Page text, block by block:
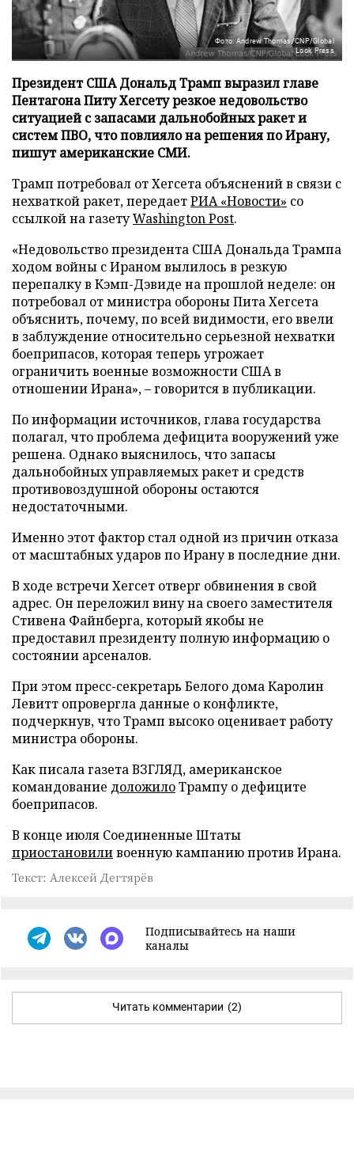
Фото: Andrew Thomas/CNP/Global
Look Press
Президент США Дональд Трамп выразил главе
Пентагона Питу Хегсету резкое недовольство
ситуацией с запасами дальнобойных ракет и
систем ПВО, что повлияло на решения по Ирану,
пишут американские СМИ.
Трамп потребовал от Хегсета объяснений в связи с
нехваткой ракет, передаетРИА «Новости» со
ссылкой на газетуWashington Post.
«Недовольство президента США Дональда Трампа
ходом войны с Ираном вылилось в резкую
перепалку в Кэмп-Дэвиде на прошлой неделе: он
потребовал от министра обороны Пита Хегсета
объяснить, почему, по всей видимости, его ввели
в заблуждение относительно серьезной нехватки
боеприпасов, которая теперь угрожает
ограничить военные возможности США в
отношении Ирана», – говорится в публикации.
По информации источников, глава государства
полагал, что проблема дефицита вооружений уже
решена. Однако выяснилось, что запасы
дальнобойных управляемых ракет и средств
противовоздушной обороны остаются
недостаточными.
Именно этот фактор стал одной из причин отказа
от масштабных ударов по Ирану в последние дни.
В ходе встречи Хегсет отверг обвинения в свой
адрес. Он переложил вину на своего заместителя
Стивена Файнберга, который якобы не
предоставил президенту полную информацию о
состоянии арсеналов.
При этом пресс-секретарь Белого дома Каролин
Левитт опровергла данные о конфликте,
подчеркнув, что Трамп высоко оценивает работу
министра обороны.
Как писала газета ВЗГЛЯД, американское
командование доложилоТрампу о дефиците
боеприпасов.
В конце июля Соединенные Штаты
приостановиливоенную кампанию против Ирана.
Текст: Алексей Дегтярёв
Подписывайтесь на наши
каналы
Читать комментарии (2)